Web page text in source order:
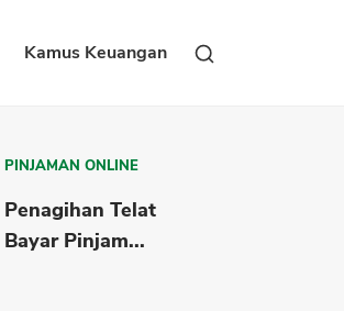
Kamus Keuangan
PINJAMAN ONLINE
Penagihan Telat
Bayar Pinjam...